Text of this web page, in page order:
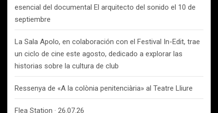
esencial del documental El arquitecto del sonido el 10 de
septiembre
La Sala Apolo, en colaboración con el Festival In-Edit, trae
un ciclo de cine este agosto, dedicado a explorar las
historias sobre la cultura de club
Ressenya de «A la colònia penitenciària» al Teatre Lliure
Flea Station · 26.07.26